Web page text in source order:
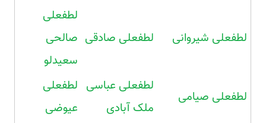
لطفعلی شیروانی لطفعلی صادقی
لطفعلی
صالحی
سعیدلو
لطفعلی صیامی
لطفعلی عباسی
ملک آبادی
لطفعلی
عیوضی